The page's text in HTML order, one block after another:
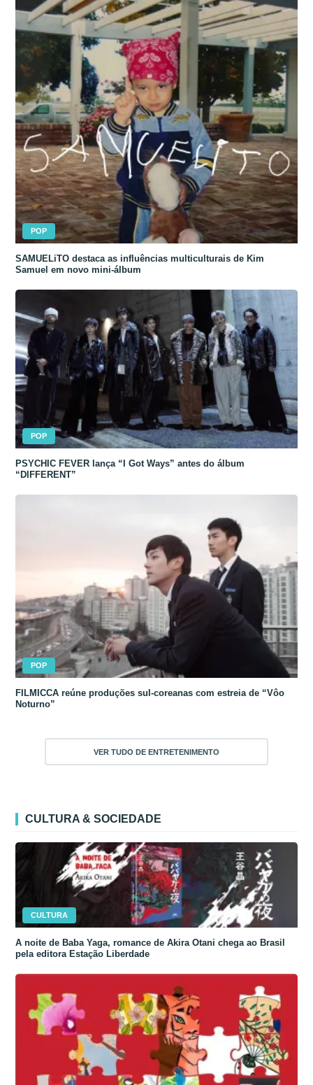
POP
SAMUELiTO destaca as influências multiculturais de Kim
Samuel em novo mini-álbum
POP
PSYCHIC FEVER lança “I Got Ways” antes do álbum
“DIFFERENT”
POP
FILMICCA reúne produções sul-coreanas com estreia de “Vôo
Noturno”
VER TUDO DE ENTRETENIMENTO
CULTURA & SOCIEDADE
CULTURA
A noite de Baba Yaga, romance de Akira Otani chega ao Brasil
pela editora Estação Liberdade